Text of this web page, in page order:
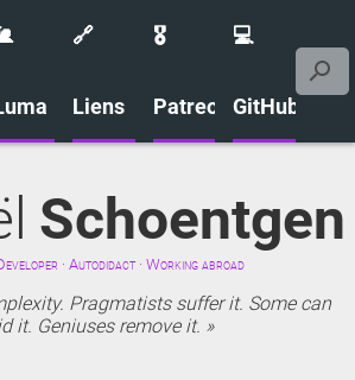
🔗
Liens
🎖️
Patreon
💻
GitHub
Schoentgen
· Autodidact · Working abroad
Pragmatists suffer it. Some can
it. Geniuses remove it.